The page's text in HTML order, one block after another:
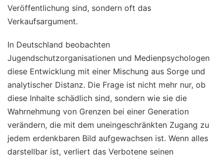
Veröffentlichung sind, sondern oft das
Verkaufsargument.
In Deutschland beobachten
Jugendschutzorganisationen und Medienpsychologen
diese Entwicklung mit einer Mischung aus Sorge und
analytischer Distanz. Die Frage ist nicht mehr nur, ob
diese Inhalte schädlich sind, sondern wie sie die
Wahrnehmung von Grenzen bei einer Generation
verändern, die mit dem uneingeschränkten Zugang zu
jedem erdenkbaren Bild aufgewachsen ist. Wenn alles
darstellbar ist, verliert das Verbotene seinen